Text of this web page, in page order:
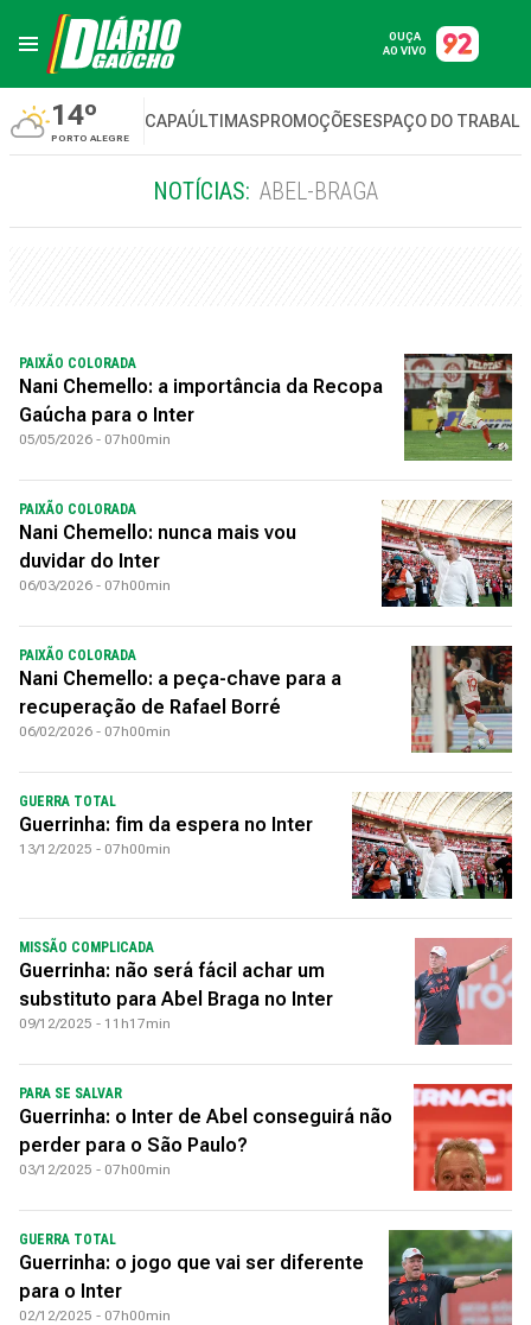
OUÇA
AO VIVO
14º
PORTO ALEGRE
CAPAÚLTIMASPROMOÇÕESESPAÇO DO
NOTÍCIAS: ABEL-BRAGA
PAIXÃO COLORADA
Nani Chemello: a importância da Recopa
Gaúcha para o Inter
05/05/2026 - 07h00min
PAIXÃO COLORADA
Nani Chemello: nunca mais vou
duvidar do Inter
06/03/2026 - 07h00min
PAIXÃO COLORADA
Nani Chemello: a peça-chave para a
recuperação de Rafael Borré
06/02/2026 - 07h00min
GUERRA TOTAL
Guerrinha: fim da espera no Inter
13/12/2025 - 07h00min
MISSÃO COMPLICADA
Guerrinha: não será fácil achar um
substituto para Abel Braga no Inter
09/12/2025 - 11h17min
PARA SE SALVAR
Guerrinha: o Inter de Abel conseguirá não
perder para o São Paulo?
03/12/2025 - 07h00min
GUERRA TOTAL
Guerrinha: o jogo que vai ser diferente
para o Inter
02/12/2025 - 07h00min